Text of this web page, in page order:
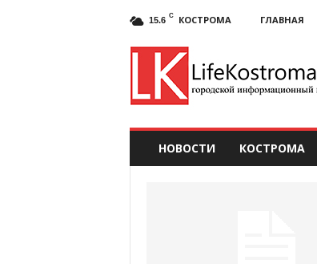
15.6 C КОСТРОМА ГЛАВНАЯ
НОВОСТИ КОСТРОМА